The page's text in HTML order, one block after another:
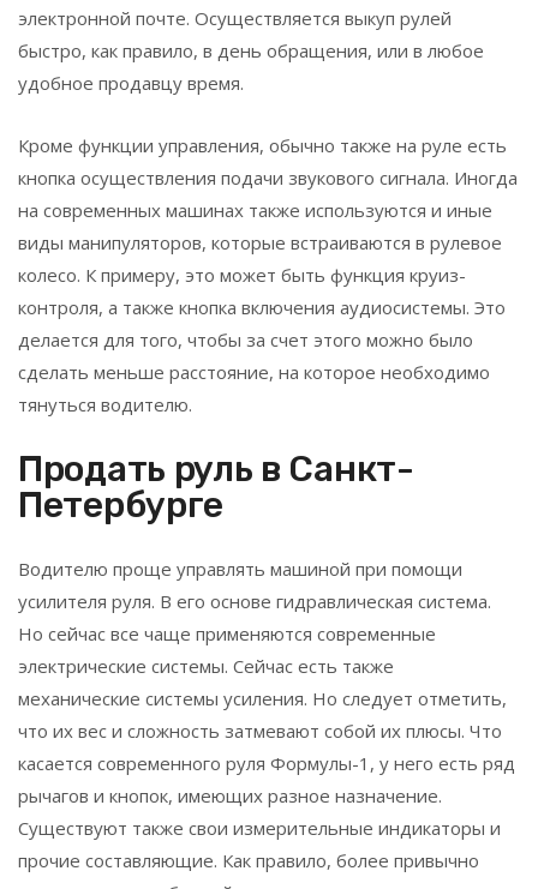
электронной почте. Осуществляется выкуп рулей
быстро, как правило, в день обращения, или в любое
удобное продавцу время.
Кроме функции управления, обычно также на руле есть
кнопка осуществления подачи звукового сигнала. Иногда
на современных машинах также используются и иные
виды манипуляторов, которые встраиваются в рулевое
колесо. К примеру, это может быть функция круиз-
контроля, а также кнопка включения аудиосистемы. Это
делается для того, чтобы за счет этого можно было
сделать меньше расстояние, на которое необходимо
тянуться водителю.
Продать руль в Санкт-
Петербурге
Водителю проще управлять машиной при помощи
усилителя руля. В его основе гидравлическая система.
Но сейчас все чаще применяются современные
электрические системы. Сейчас есть также
механические системы усиления. Но следует отметить,
что их вес и сложность затмевают собой их плюсы. Что
касается современного руля Формулы-1, у него есть ряд
рычагов и кнопок, имеющих разное назначение.
Существуют также свои измерительные индикаторы и
прочие составляющие. Как правило, более привычно